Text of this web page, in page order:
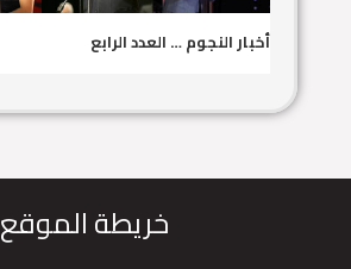
أخبار النجوم … العدد الرابع
خريطة الموقع